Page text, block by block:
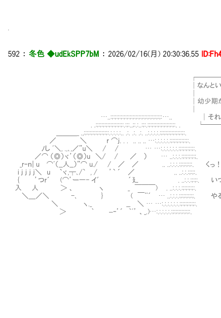
592 ： 冬色 ◆udEkSPP7bM ： 2026/02/16(月) 20:30:36.55
│なんということだ、彼は異能
│幼少期から異
…..:;:;:;:;:;:;:;:;:;:;:;:;:;:;:;:;:;:….. │それを抑制コント
. .:;:;:;:;:;:;:;:;:;:.:;:..;:.:..:;:.:;:;:;:;:;:;:;:;:;:. .
＿＿＿_ .,:;:;:;:;:;:;:;:;:.:.:.:.:.. .:. .:. .:. ..:.:.:.:.:;:;:;:;:;:;:;:;:.
／ ＼ r ⌒j. . . .. .. .. …:.:.:.:.:.:;:;:;:;:;:;:.
ﾉし ﾞ＼, .,､,／”u＼ / / … …:.:.:.:.:.:.:;:;:;:;:;:.
／⌒ （◎）ヾ’（◎）u ＼/ / ／ ） … ..:.:.:.:;:;:;:;:;.
_rｰｎ| u ⌒ﾞ（__人__）”⌒ u./ / ／ ／ .. ..:.:.:.:;:;:;:;:. くっ
i j j j j＼ u `ヾ,┬､/` , / ’` ´ ／ .. ..:.:.:;:;:.
{ ’つr´ (⌒’ー―- イ′ ´廴 . ..:.:.:;:;:. いつもやる夫
入 人 ＞ 、 ヽ _ ￣￣￣) . ..:.:.:.:;:;:;:;:.
＼＿／＼ -､ } ( ￣¨´ … ..:.:.:.:;:;:;:;:;. やる夫に関わ
＼ ヽ._ __ ＼ … …:.:.:.:.:.:.:;:;:;:;:;:.
＞ ｀ –‐’´ ｀ﾞ’ 、_.)…:.:.:.:.:.:;:;:;:;:;:;:.